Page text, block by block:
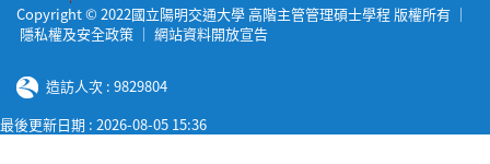
Copyright © 2022國立陽明交通大學 高階主管管理碩士學程 版權所有 ｜
隱私權及安全政策 ｜ 網站資料開放宣告
造訪人次 : 9829804
最後更新日期 : 2026-08-05 15:36